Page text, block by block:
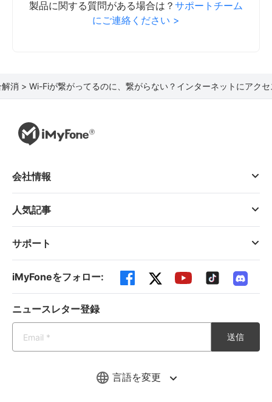
製品に関する質問がある場合は？ サポートチーム
にご連絡ください >
消 > Wi-Fiが繋がってるのに、繋がらない？インターネットにアク
言語を変更
会社情報
人気記事
サポート
iMyFoneをフォロー:
ニュースレター登録
送信